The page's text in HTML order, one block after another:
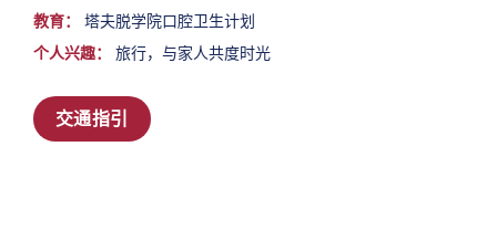
教育：
塔夫脱学院口腔卫生计划
个人兴趣：
旅行，与家人共度时光
交通指引